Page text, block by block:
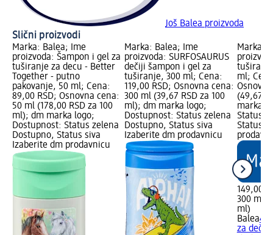
Još Balea proizvoda
Slični proizvodi
Marka: Balea; Ime
proizvoda: Šampon i gel za
tuširanje za decu - Better
Together - putno
pakovanje, 50 ml; Cena:
89,00 RSD; Osnovna cena:
50 ml (178,00 RSD za 100
ml); dm marka logo;
Dostupnost: Status zelena
Dostupno, Status siva
Izaberite dm prodavnicu
Marka: Balea; Ime
proizvoda: SURFOSAURUS
dečiji šampon i gel za
tuširanje, 300 ml; Cena:
119,00 RSD; Osnovna cena:
300 ml (39,67 RSD za 100
ml); dm marka logo;
Dostupnost: Status zelena
Dostupno, Status siva
Izaberite dm prodavnicu
Marka:
ml;
(49,67
marka
Status
Status
149,00
300 ml
ml)
Balea
za